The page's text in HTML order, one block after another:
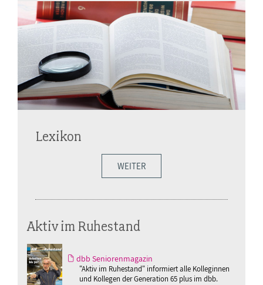
Lexikon
WEITER
Aktiv im Ruhestand
dbb Seniorenmagazin
"Aktiv im Ruhestand" informiert alle Kolleginnen
und Kollegen der Generation 65 plus im dbb.